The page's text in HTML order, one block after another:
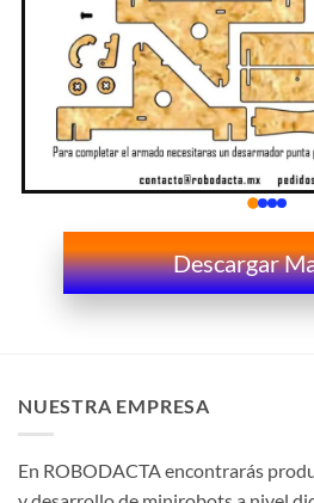
Descargar
NUESTRA EMPRESA
En ROBODACTA encontrarás